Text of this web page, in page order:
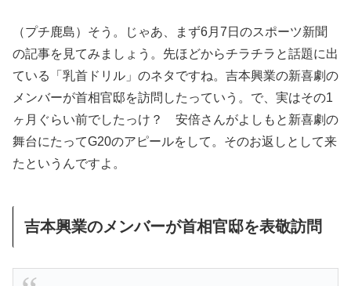
（プチ鹿島）そう。じゃあ、まず6月7日のスポーツ新聞
の記事を見てみましょう。先ほどからチラチラと話題に出
ている「乳首ドリル」のネタですね。吉本興業の新喜劇の
メンバーが首相官邸を訪問したっていう。で、実はその1
ヶ月ぐらい前でしたっけ？ 安倍さんがよしもと新喜劇の
舞台にたってG20のアピールをして。そのお返しとして来
たというんですよ。
吉本興業のメンバーが首相官邸を表敬訪問